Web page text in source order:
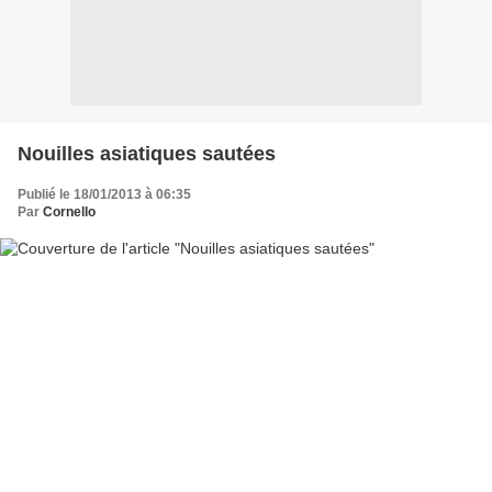
Nouilles asiatiques sautées
Publié le 18/01/2013 à 06:35
Par Cornello